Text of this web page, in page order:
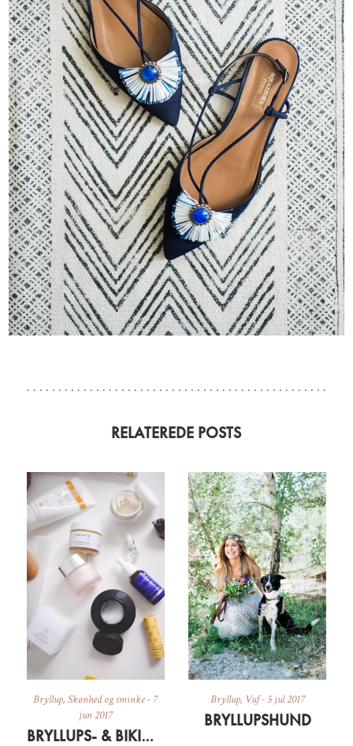
RELATEREDE POSTS
Bryllup,Skønhed og sminke- 7
jun 2017
BRYLLUPS- & BIKINIBOOTCAMP: SKØNHEDSFAVORITTER
Bryllup, Vuf-5 jul 2017
BRYLLUPSHUND